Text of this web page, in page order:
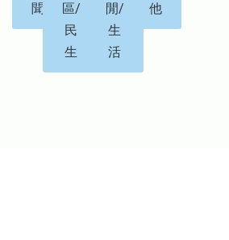
聞
區/
民
生
閒/
生
活
他